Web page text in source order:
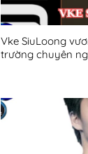
Vke SiuLoong
trường chuyên